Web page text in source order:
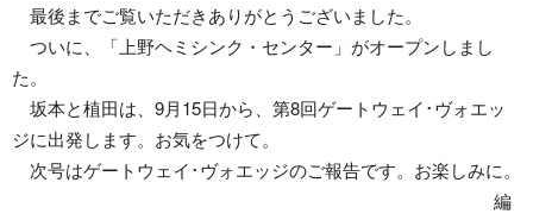
最後までご覧いただきありがとうございました。
ついに、「上野ヘミシンク・センター」がオープンしまし
た。
坂本と植田は、9月15日から、第8回ゲートウェイ･ヴォエッ
ジに出発します。お気をつけて。
次号はゲートウェイ･ヴォエッジのご報告です。お楽しみに。
編